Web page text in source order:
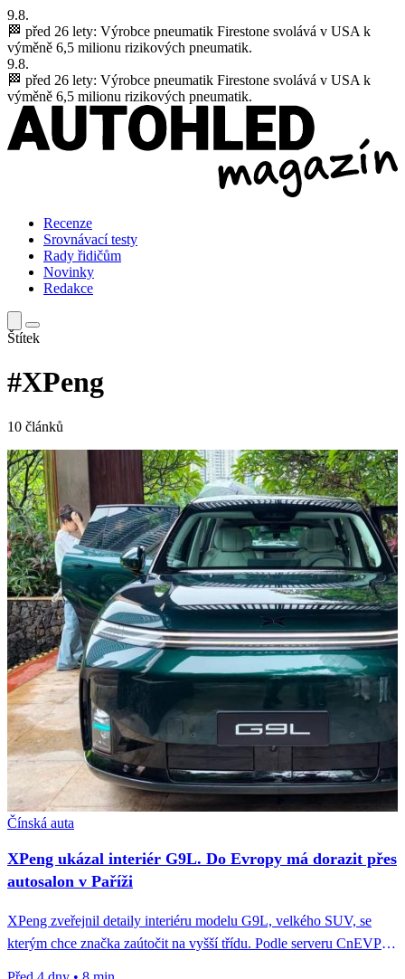
9.8.
🏁 před 26 lety: Výrobce pneumatik Firestone svolává v USA k
výměně 6,5 milionu rizikových pneumatik.
9.8.
🏁 před 26 lety: Výrobce pneumatik Firestone svolává v USA k
výměně 6,5 milionu rizikových pneumatik.
Recenze
Srovnávací testy
Rady řidičům
Novinky
Redakce
Štítek
#XPeng
10 článků
Čínská auta
XPeng ukázal interiér G9L. Do Evropy má dorazit přes
autosalon v Paříži
XPeng zveřejnil detaily interiéru modelu G9L, velkého SUV, se
kterým chce značka zaútočit na vyšší třídu. Podle serveru CnEVPost